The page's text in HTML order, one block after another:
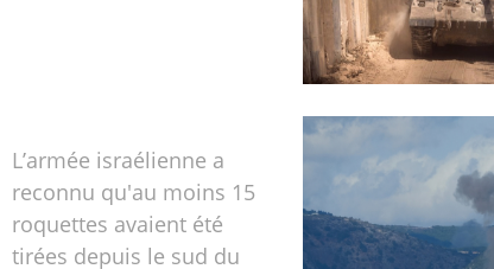
L’armée israélienne a
reconnu qu'au moins 15
roquettes avaient été
tirées depuis le sud du